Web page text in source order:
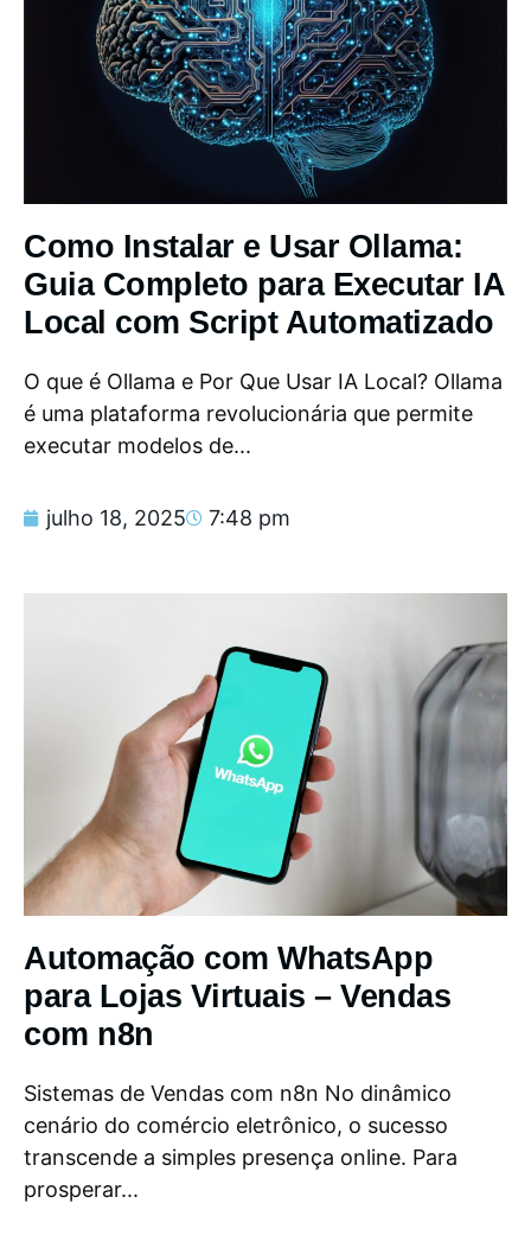
Como Instalar e Usar Ollama:
Guia Completo para Executar IA
Local com Script Automatizado
O que é Ollama e Por Que Usar IA Local? Ollama
é uma plataforma revolucionária que permite
executar modelos de...
julho 18, 2025 7:48 pm
Automação com WhatsApp
para Lojas Virtuais – Vendas
com n8n
Sistemas de Vendas com n8n No dinâmico
cenário do comércio eletrônico, o sucesso
transcende a simples presença online. Para
prosperar...